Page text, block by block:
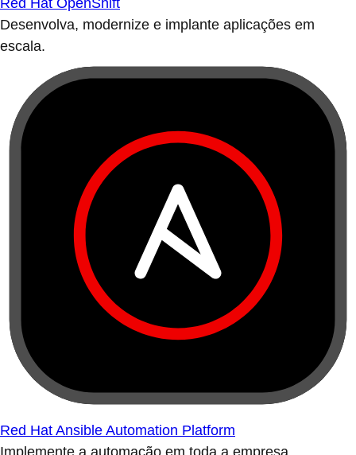
Red Hat OpenShift
Desenvolva, modernize e implante aplicações em
escala.
Red Hat Ansible Automation Platform
Implemente a automação em toda a empresa.